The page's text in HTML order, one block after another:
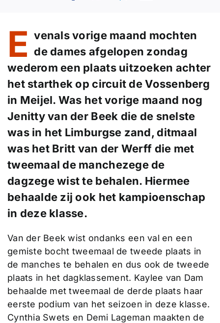
E venals vorige maand mochten
de dames afgelopen zondag
wederom een plaats uitzoeken achter
het starthek op circuit de Vossenberg
in Meijel. Was het vorige maand nog
Jenitty van der Beek die de snelste
was in het Limburgse zand, ditmaal
was het Britt van der Werff die met
tweemaal de manchezege de
dagzege wist te behalen. Hiermee
behaalde zij ook het kampioenschap
in deze klasse.
Van der Beek wist ondanks een val en een
gemiste bocht tweemaal de tweede plaats in
de manches te behalen en dus ook de tweede
plaats in het dagklassement. Kaylee van Dam
behaalde met tweemaal de derde plaats haar
eerste podium van het seizoen in deze klasse.
Cynthia Swets en Demi Lageman maakten de